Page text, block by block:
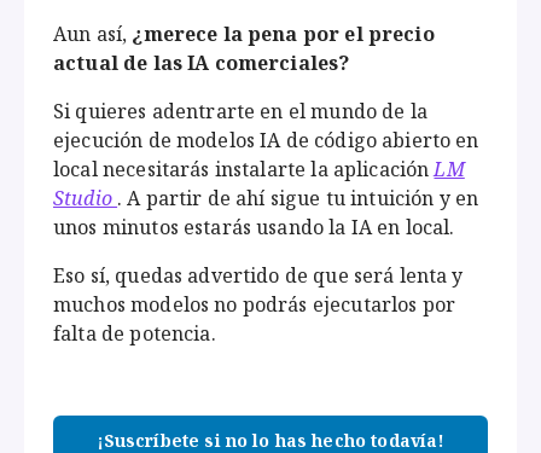
Aun así, ¿merece la pena por el precio
actual de las IA comerciales?
Si quieres adentrarte en el mundo de la
ejecución de modelos IA de código abierto en
local necesitarás instalarte la aplicaciónLM
Studio . A partir de ahí sigue tu intuición y en
unos minutos estarás usando la IA en local.
Eso sí, quedas advertido de que será lenta y
muchos modelos no podrás ejecutarlos por
falta de potencia.
¡Suscríbete si no lo has hecho todavía!